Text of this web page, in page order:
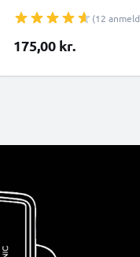
1000mAh
kamera
(12
175,00 kr.